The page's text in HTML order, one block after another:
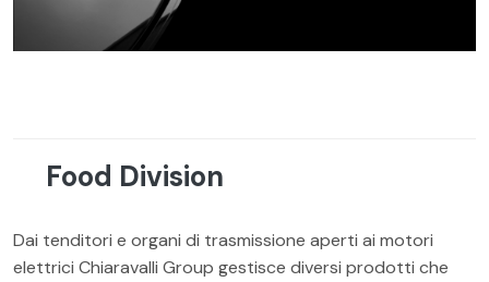
Food Division
Dai tenditori e organi di trasmissione aperti ai motori
elettrici Chiaravalli Group gestisce diversi prodotti che